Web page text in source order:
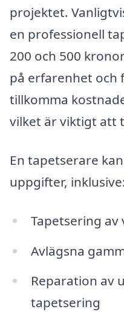
projektet.
en professionell
200 och 500
på erfarenhet och
tillkomma
vilket är viktigt att
En tapetserare
uppgifter, inklusive:
Tapetsering
Avlägsna
Reparation av
tapetsering